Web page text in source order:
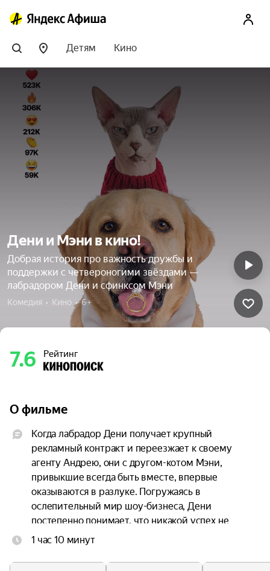
Детям Кино
Дени и Мэни в кино!
Добрая история про важность дружбы и
поддержки с четвероногими звёздами —
лабрадором Дени и сфинксом Мэни
Комедия  •  Кино  •  6+
7.6 Рейтинг
О фильме
Когда лабрадор Дени получает крупный
рекламный контракт и переезжает к своему
агенту Андрею, они с другом-котом Мэни,
привыкшие всегда быть вместе, впервые
оказываются в разлуке. Погружаясь в
ослепительный мир шоу-бизнеса, Дени
постепенно понимает, что никакой успех не
способен заменить семью, а искренность ценнее
переживает кризис в отношениях с невестой, и
1 час 10 минут